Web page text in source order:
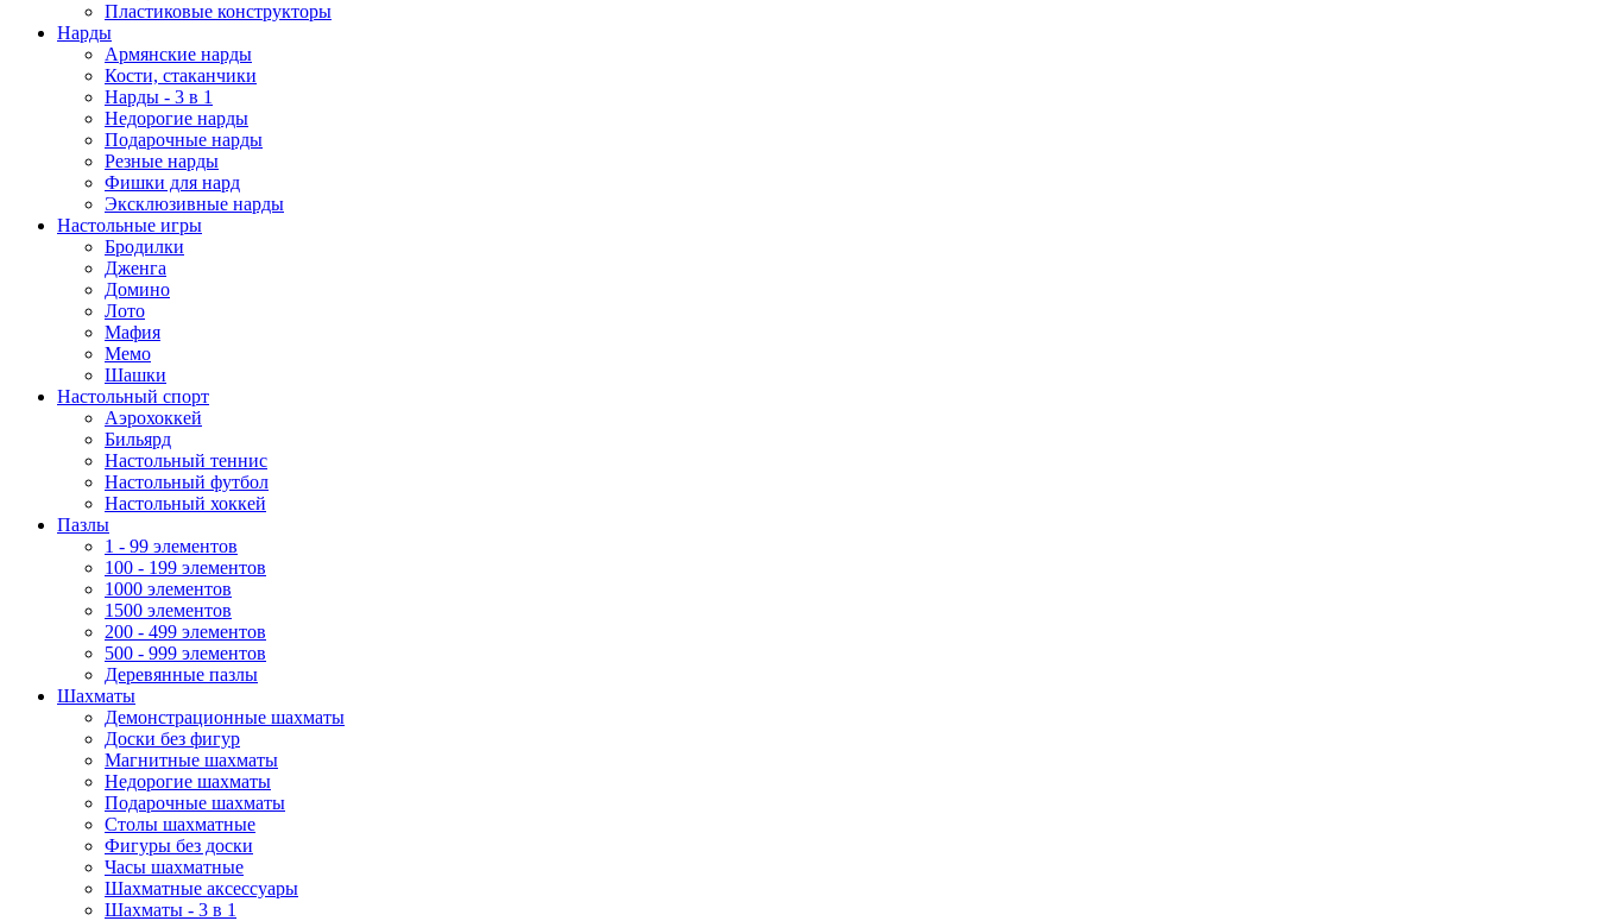
Пластиковые конструкторы
Нарды
Армянские нарды
Кости, стаканчики
Нарды - 3 в 1
Недорогие нарды
Подарочные нарды
Резные нарды
Фишки для нард
Эксклюзивные нарды
Настольные игры
Бродилки
Дженга
Домино
Лото
Мафия
Мемо
Шашки
Настольный спорт
Аэрохоккей
Бильярд
Настольный теннис
Настольный футбол
Настольный хоккей
Пазлы
1 - 99 элементов
100 - 199 элементов
1000 элементов
1500 элементов
200 - 499 элементов
500 - 999 элементов
Деревянные пазлы
Шахматы
Демонстрационные шахматы
Доски без фигур
Магнитные шахматы
Недорогие шахматы
Подарочные шахматы
Столы шахматные
Фигуры без доски
Часы шахматные
Шахматные аксессуары
Шахматы - 3 в 1